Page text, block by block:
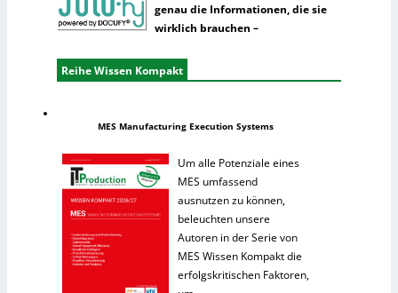
genau die Informationen, die sie
wirklich brauchen –
Reihe Wissen Kompakt
MES Manufacturing Execution Systems
Um alle Potenziale eines
MES umfassend
ausnutzen zu können,
beleuchten unsere
Autoren in der Serie von
MES Wissen Kompakt die
erfolgskritischen Faktoren,